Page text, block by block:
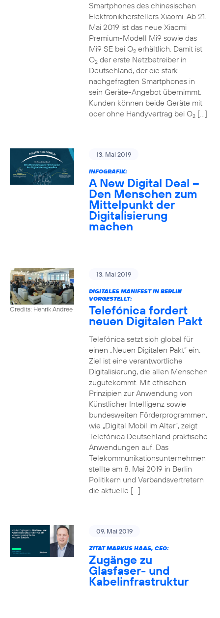
Smartphones des chinesischen
Elektronikherstellers Xiaomi. Ab 21.
Mai 2019 ist das neue Xiaomi
Premium-Modell Mi9 sowie das
Mi9 SE bei O2erhältlich. Damit ist
O2der erste Netzbetreiber in
Deutschland, der die stark
nachgefragten Smartphones in
sein Geräte-Angebot übernimmt.
Kunden können beide Geräte mit
oder ohne Handyvertrag bei O2[…]
13. Mai 2019
INFOGRAFIK:
A New Digital Deal –
Den Menschen zum
Mittelpunkt der
Digitalisierung
machen
Credits: Henrik Andree
13. Mai 2019
DIGITALES MANIFEST IN BERLIN
VORGESTELLT:
Telefónica fordert
neuen Digitalen Pakt
Telefónica setzt sich global für
einen „Neuen Digitalen Pakt“ ein.
Ziel ist eine verantwortliche
Digitalisierung, die allen Menschen
zugutekommt. Mit ethischen
Prinzipien zur Anwendung von
Künstlicher Intelligenz sowie
bundesweiten Förderprogrammen,
wie „Digital Mobil im Alter“, zeigt
Telefónica Deutschland praktische
Anwendungen auf. Das
Telekommunikationsunternehmen
stellte am 8. Mai 2019 in Berlin
Politikern und Verbandsvertretern
die aktuelle […]
09. Mai 2019
ZITAT MARKUS HAAS, CEO:
Zugänge zu
Glasfaser- und
Kabelinfrastruktur